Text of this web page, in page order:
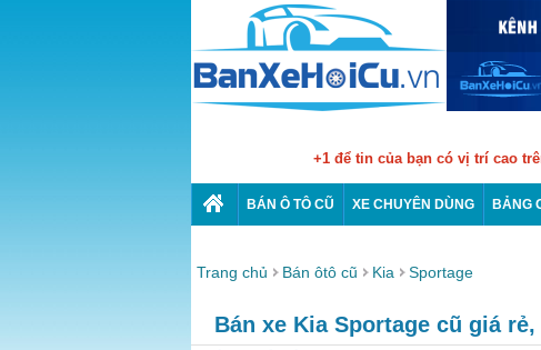
+1 để tin của bạn có vị trí cao
BÁN Ô TÔ CŨ XE CHUYÊN DÙNG BẢNG
Trang chủ Bán ôtô cũ Kia Sportage
Bán xe Kia Sportage cũ giá